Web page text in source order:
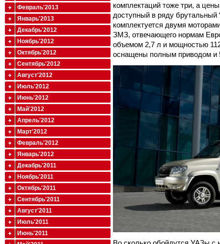
комплектаций тоже три, а
доступный в ряду брутальный
комплектуется двумя
ЗМЗ, отвечающего нормам
объемом 2,7 л и мощностью
оснащены полным приводом и
Февраль'2013
Январь'2013
Декабрь'2012
Ноябрь'2012
Октябрь'2012
Сентябрь'2012
Август'2012
Июль'2012
Июнь'2012
Май'2012
Апрель'2012
Март'2012
Февраль'2012
Январь'2012
Декабрь'2011
Ноябрь'2011
Октябрь'2011
Сентябрь'2011
Август'2011
Июль'2011
Июнь'2011